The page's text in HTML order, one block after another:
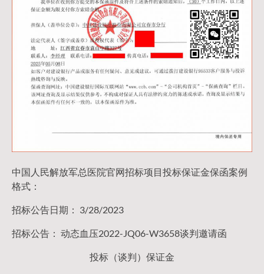
中国人民解放军总医院官网招标项目投标保证金保函案例
格式：
招标公告日期： 3/28/2023
招标公告： 动态血压2022-JQ06-W3658谈判邀请函
投标（谈判）保证金